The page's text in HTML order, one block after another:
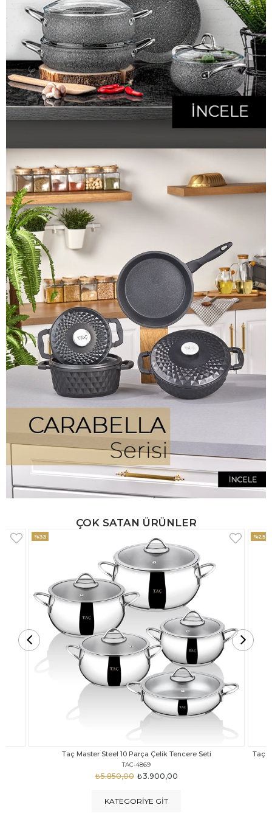
ÇOK SATAN ÜRÜNLER
Taç Carabella Döküm Cam Kapak 7 Parça Tencere Seti Siyah
TAC-3817
₺3.250,00
₺4.350,00
%25 %33
KATEGORIYE GIT